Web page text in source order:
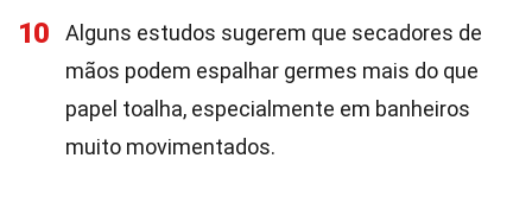
10
Alguns estudos sugerem que secadores de
mãos podem espalhar germes mais do que
papel toalha, especialmente em banheiros
muito movimentados.